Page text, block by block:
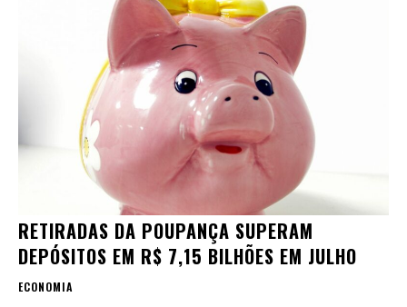
RETIRADAS DA POUPANÇA SUPERAM
DEPÓSITOS EM R$ 7,15 BILHÕES EM JULHO
ECONOMIA